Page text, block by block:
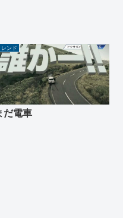
レンド
だ電車